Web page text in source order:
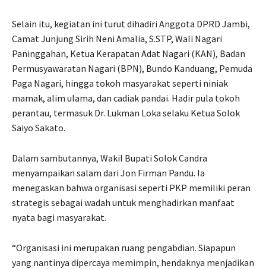
Selain itu, kegiatan ini turut dihadiri Anggota DPRD Jambi,
Camat Junjung Sirih Neni Amalia, S.STP, Wali Nagari
Paninggahan, Ketua Kerapatan Adat Nagari (KAN), Badan
Permusyawaratan Nagari (BPN), Bundo Kanduang, Pemuda
Paga Nagari, hingga tokoh masyarakat seperti niniak
mamak, alim ulama, dan cadiak pandai. Hadir pula tokoh
perantau, termasuk Dr. Lukman Loka selaku Ketua Solok
Saiyo Sakato.
Dalam sambutannya, Wakil Bupati Solok Candra
menyampaikan salam dari Jon Firman Pandu. Ia
menegaskan bahwa organisasi seperti PKP memiliki peran
strategis sebagai wadah untuk menghadirkan manfaat
nyata bagi masyarakat.
“Organisasi ini merupakan ruang pengabdian. Siapapun
yang nantinya dipercaya memimpin, hendaknya menjadikan